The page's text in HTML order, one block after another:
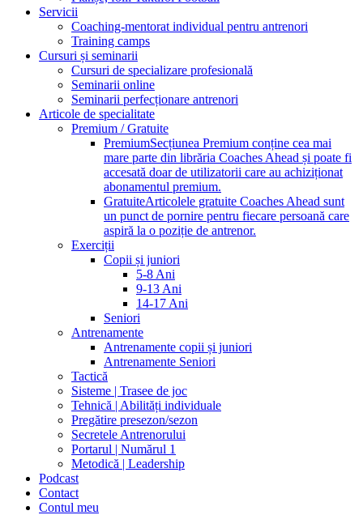
Servicii
Coaching-mentorat individual pentru antrenori
Training camps
Cursuri și seminarii
Cursuri de specializare profesională
Seminarii online
Seminarii perfecționare antrenori
Articole de specialitate
Premium / Gratuite
PremiumSecțiunea Premium conține cea mai
mare parte din librăria Coaches Ahead și poate fi
accesată doar de utilizatorii care au achiziționat
abonamentul premium.
GratuiteArticolele gratuite Coaches Ahead sunt
un punct de pornire pentru fiecare persoană care
aspiră la o poziție de antrenor.
Exerciții
Copii și juniori
5-8 Ani
9-13 Ani
14-17 Ani
Seniori
Antrenamente
Antrenamente copii și juniori
Antrenamente Seniori
Tactică
Sisteme | Trasee de joc
Tehnică | Abilități individuale
Pregătire presezon/sezon
Secretele Antrenorului
Portarul | Numărul 1
Metodică | Leadership
Podcast
Contact
Contul meu